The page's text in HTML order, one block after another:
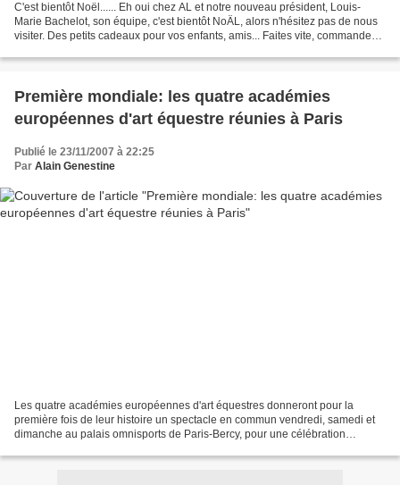
C'est bientôt Noël...... Eh oui chez AL et notre nouveau président, Louis-
Marie Bachelot, son équipe, c'est bientôt NoÄL, alors n'hésitez pas de nous
visiter. Des petits cadeaux pour vos enfants, amis... Faites vite, commandez
Première mondiale: les quatre académies
européennes d'art équestre réunies à Paris
Publié le 23/11/2007 à 22:25
Par Alain Genestine
Les quatre académies européennes d'art équestres donneront pour la
première fois de leur histoire un spectacle en commun vendredi, samedi et
dimanche au palais omnisports de Paris-Bercy, pour une célébration